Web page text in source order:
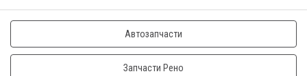
Автозапчасти
Запчасти Рено